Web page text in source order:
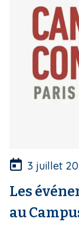
3 juillet
Les
au